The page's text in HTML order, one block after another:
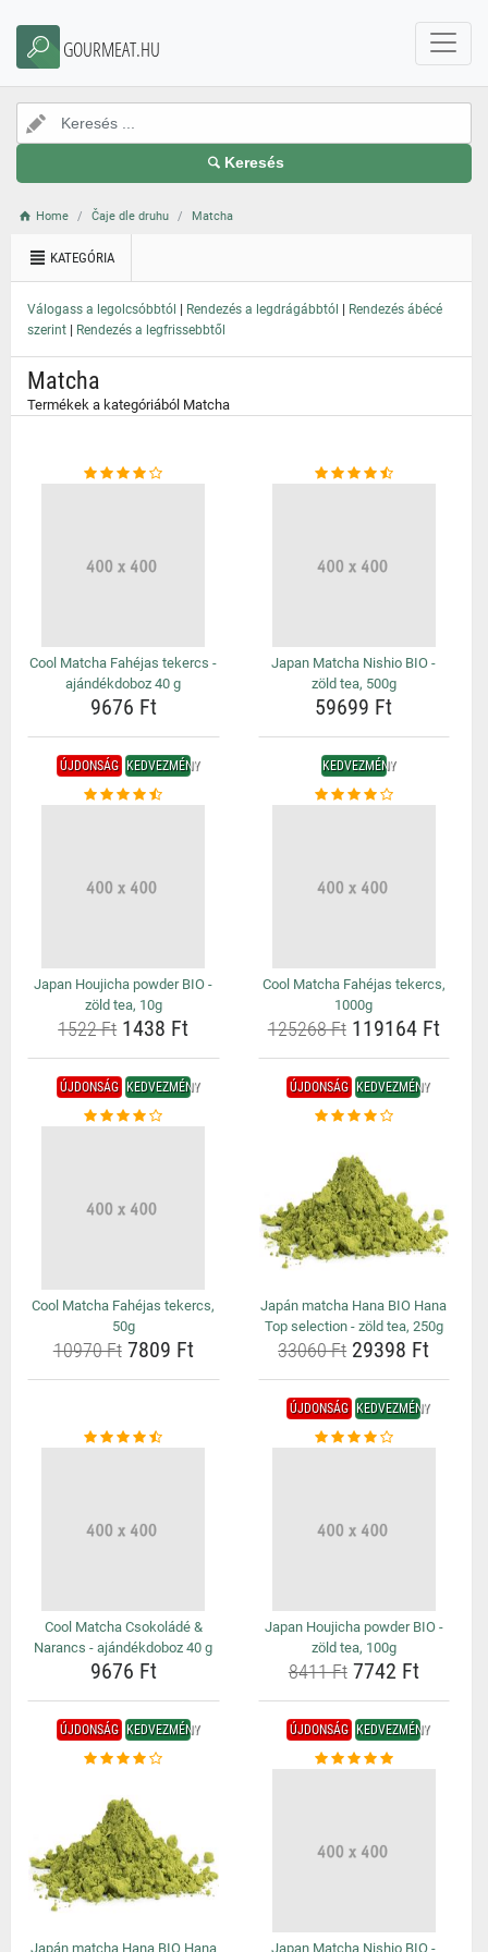
GOURMEAT.HU
Keresés
Home Čaje dle druhu Matcha
KATEGÓRIA
Válogass a legolcsóbbtól | Rendezés a legdrágábbtól | Rendezés ábécé
szerint | Rendezés a legfrissebbtől
Matcha
Termékek a kategóriából Matcha
Cool Matcha Fahéjas tekercs -
ajándékdoboz 40 g
9676 Ft
Japan Matcha Nishio BIO -
zöld tea, 500g
59699 Ft
ÚJDONSÁG KEDVEZMÉNY
Japan Houjicha powder BIO -
zöld tea, 10g
1522 Ft1438 Ft
KEDVEZMÉNY
Cool Matcha Fahéjas tekercs,
1000g
125268 Ft119164 Ft
ÚJDONSÁG KEDVEZMÉNY
Cool Matcha Fahéjas tekercs,
50g
10970 Ft7809 Ft
ÚJDONSÁG KEDVEZMÉNY
Japán matcha Hana BIO Hana
Top selection - zöld tea, 250g
33060 Ft29398 Ft
Cool Matcha Csokoládé &
Narancs - ajándékdoboz 40 g
9676 Ft
ÚJDONSÁG KEDVEZMÉNY
Japan Houjicha powder BIO -
zöld tea, 100g
8411 Ft7742 Ft
ÚJDONSÁG KEDVEZMÉNY
Japán matcha Hana BIO Hana
ÚJDONSÁG KEDVEZMÉNY
Japan Matcha Nishio BIO -